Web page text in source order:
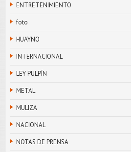
ENTRETENIMIENTO
foto
HUAYNO
INTERNACIONAL
LEY PULPÍN
METAL
MULIZA
NACIONAL
NOTAS DE PRENSA